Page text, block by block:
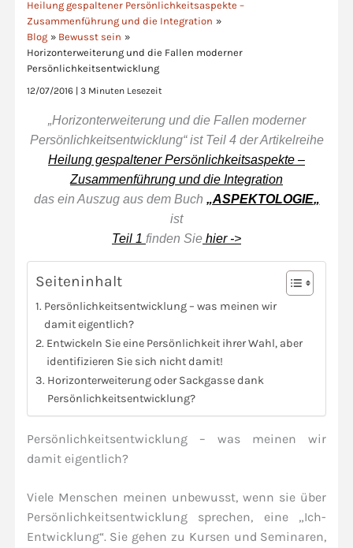
Heilung gespaltener Persönlichkeitsaspekte –
Zusammenführung und die Integration
Blog
Bewusst sein
Horizonterweiterung und die Fallen moderner
Persönlichkeitsentwicklung
12/07/2016 3 Minuten Lesezeit
„Horizonterweiterung und die Fallen moderner
Persönlichkeitsentwicklung“ ist Teil 4 der Artikelreihe
Heilung gespaltener Persönlichkeitsaspekte –
Zusammenführung und die Integration
das ein Auszug aus dem Buch „ASPEKTOLOGIE„
ist
Teil 1 finden Sie hier ->
Seiteninhalt
Persönlichkeitsentwicklung – was meinen wir
damit eigentlich?
Entwickeln Sie eine Persönlichkeit ihrer Wahl, aber
identifizieren Sie sich nicht damit!
Horizonterweiterung oder Sackgasse dank
Persönlichkeitsentwicklung?
Persönlichkeitsentwicklung – was meinen wir
damit eigentlich?
Viele Menschen meinen unbewusst, wenn sie über
Persönlichkeitsentwicklung sprechen, eine „Ich-
Entwicklung“. Sie gehen zu Kursen und Seminaren,